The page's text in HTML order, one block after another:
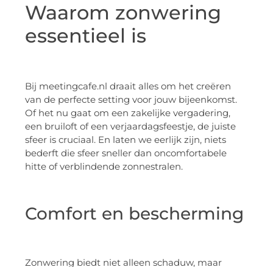
Waarom zonwering
essentieel is
Bij meetingcafe.nl draait alles om het creëren
van de perfecte setting voor jouw bijeenkomst.
Of het nu gaat om een zakelijke vergadering,
een bruiloft of een verjaardagsfeestje, de juiste
sfeer is cruciaal. En laten we eerlijk zijn, niets
bederft die sfeer sneller dan oncomfortabele
hitte of verblindende zonnestralen.
Comfort en bescherming
Zonwering biedt niet alleen schaduw, maar